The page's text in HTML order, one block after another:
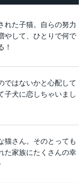
れた子猫。自らの努力
やして、ひとりで何で
！
ではないかと心配して
子犬に恋しちゃいまし
猫さん。そのとっても
た家族にたくさんの幸